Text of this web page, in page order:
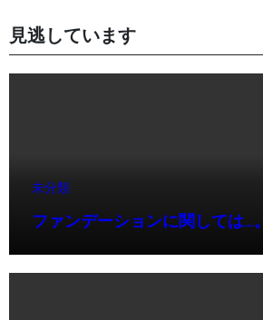
見逃しています
未分類
ファンデーションに関しては…。